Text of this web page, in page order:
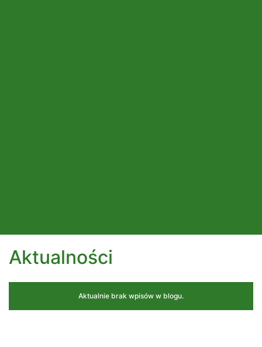
Aktualności
Aktualnie brak wpisów w blogu.